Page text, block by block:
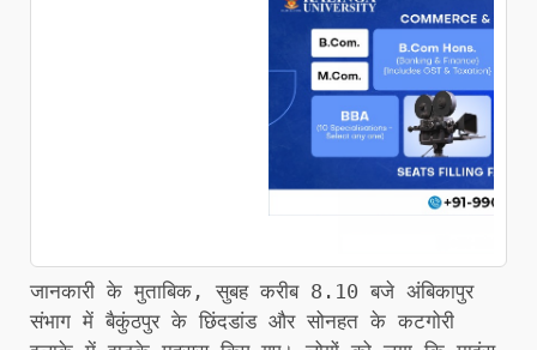
जानकारी के मुताबिक, सुबह करीब 8.10 बजे अंबिकापुर
संभाग में बैकुंठपुर के छिंदडांड और सोनहत के कटगोरी